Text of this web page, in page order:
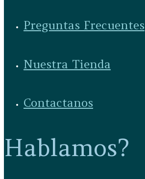
Preguntas Frecuentes
Nuestra Tienda
Contactanos
Hablamos?